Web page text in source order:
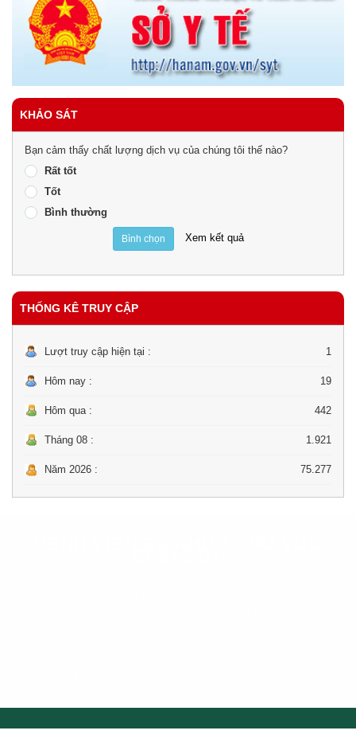
KHẢO SÁT
Bạn cảm thấy chất lượng dịch vụ của chúng tôi thế nào?
Rất tốt
Tốt
Bình thường
Bình chọn Xem kết quả
THỐNG KÊ TRUY CẬP
Lượt truy cập hiện tại : 1
Hôm nay : 19
Hôm qua : 442
Tháng 08 : 1.921
Năm 2026 : 75.277